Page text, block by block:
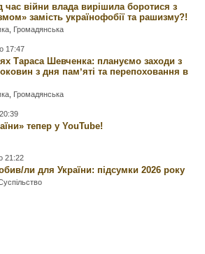
час війни влада вирішила боротися з
замість українофобії та рашизму?!
Громадянська
17:47
Тараса Шевченка: плануємо заходи з
з дня памʼяті та перепоховання в
Громадянська
тепер у YouTube!
21:22
ли для України: підсумки 2026 року